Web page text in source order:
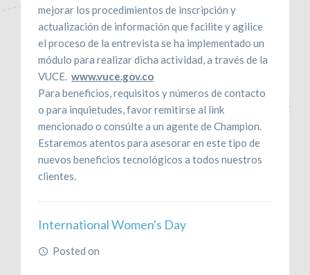
mejorar los procedimientos de inscripción y
actualización de información que facilite y agilice
el proceso de la entrevista se ha implementado un
módulo para realizar dicha actividad, a través de la
VUCE. www.vuce.gov.co
Para beneficios, requisitos y números de contacto
o para inquietudes, favor remitirse al link
mencionado o consúlte a un agente de Champion.
Estaremos atentos para asesorar en este tipo de
nuevos beneficios tecnológicos a todos nuestros
clientes.
International Women's Day
Posted on